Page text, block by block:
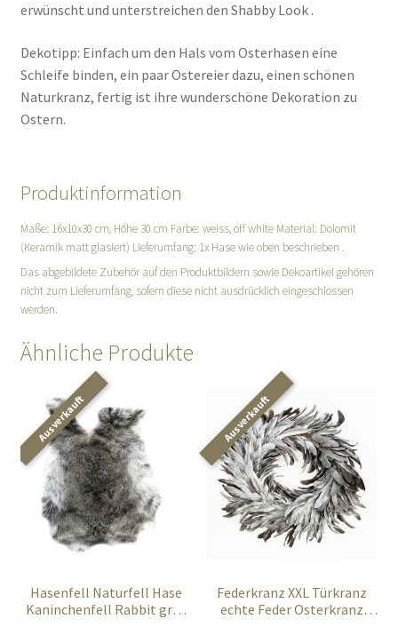
erwünscht und unterstreichen den Shabby Look .
Dekotipp: Einfach um den Hals vom Osterhasen eine
Schleife binden, ein paar Ostereier dazu, einen schönen
Naturkranz, fertig ist ihre wunderschöne Dekoration zu
Ostern.
Produktinformation
Maße: 16x10x30 cm, Höhe 30 cm Farbe: weiss, off white Material: Dolomit
(Keramik matt glasiert) Lieferumfang: 1x Hase wie oben beschrieben .
Das abgebildete Zubehör auf den Produktbildern sowie Dekoartikel gehören
nicht zum Lieferumfang, sofern diese nicht ausdrücklich eingeschlossen
werden.
Ähnliche Produkte
Hasenfell Naturfell Hase
Kaninchenfell Rabbit grau
Federkranz XXL Türkranz
echte Feder Osterkranz